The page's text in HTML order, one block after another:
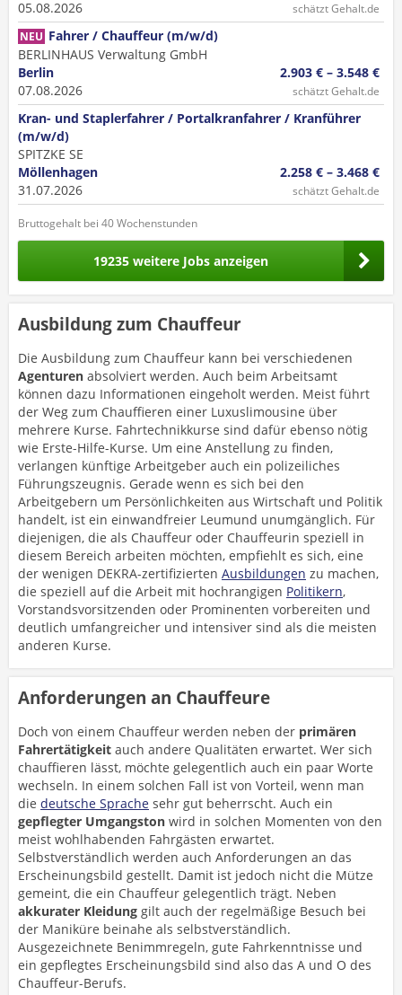
05.08.2026
schätzt Gehalt.de
NEU Fahrer / Chauffeur (m/w/d)
BERLINHAUS Verwaltung GmbH
Berlin
07.08.2026
2.903 € – 3.548 €
schätzt Gehalt.de
Kran- und Staplerfahrer / Portalkranfahrer / Kranführer
(m/w/d)
SPITZKE SE
Möllenhagen
31.07.2026
2.258 € – 3.468 €
schätzt Gehalt.de
Bruttogehalt bei 40 Wochenstunden
19235 weitere Jobs anzeigen
Ausbildung zum Chauffeur
Die Ausbildung zum Chauffeur kann bei verschiedenen
Agenturen absolviert werden. Auch beim Arbeitsamt
können dazu Informationen eingeholt werden. Meist führt
der Weg zum Chauffieren einer Luxuslimousine über
mehrere Kurse. Fahrtechnikkurse sind dafür ebenso nötig
wie Erste-Hilfe-Kurse. Um eine Anstellung zu finden,
verlangen künftige Arbeitgeber auch ein polizeiliches
Führungszeugnis. Gerade wenn es sich bei den
Arbeitgebern um Persönlichkeiten aus Wirtschaft und Politik
handelt, ist ein einwandfreier Leumund unumgänglich. Für
diejenigen, die als Chauffeur oder Chauffeurin speziell in
diesem Bereich arbeiten möchten, empfiehlt es sich, eine
der wenigen DEKRA-zertifizierten Ausbildungen zu machen,
die speziell auf die Arbeit mit hochrangigen Politikern,
Vorstandsvorsitzenden oder Prominenten vorbereiten und
deutlich umfangreicher und intensiver sind als die meisten
anderen Kurse.
Anforderungen an Chauffeure
Doch von einem Chauffeur werden neben der primären
Fahrertätigkeit auch andere Qualitäten erwartet. Wer sich
chauffieren lässt, möchte gelegentlich auch ein paar Worte
wechseln. In einem solchen Fall ist von Vorteil, wenn man
die deutsche Sprache sehr gut beherrscht. Auch ein
gepflegter Umgangston wird in solchen Momenten von den
meist wohlhabenden Fahrgästen erwartet.
Selbstverständlich werden auch Anforderungen an das
Erscheinungsbild gestellt. Damit ist jedoch nicht die Mütze
gemeint, die ein Chauffeur gelegentlich trägt. Neben
akkurater Kleidung gilt auch der regelmäßige Besuch bei
der Maniküre beinahe als selbstverständlich.
Ausgezeichnete Benimmregeln, gute Fahrkenntnisse und
ein gepflegtes Erscheinungsbild sind also das A und O des
Chauffeur-Berufs.